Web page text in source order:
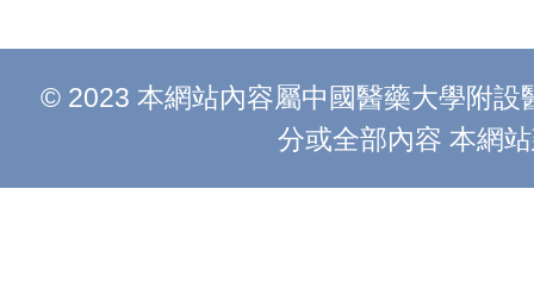
© 2023 本網站內容屬中國醫藥大學附
分或全部內容 本網